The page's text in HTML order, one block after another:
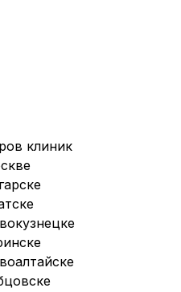
клиник